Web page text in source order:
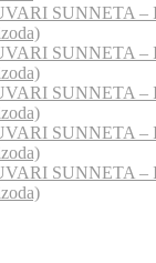
SUNNETA –
SUNNETA –
SUNNETA –
SUNNETA –
SUNNETA –